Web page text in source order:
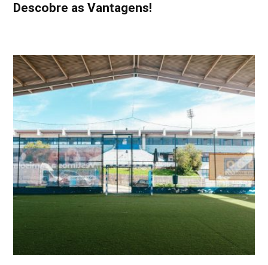
Descobre as Vantagens!